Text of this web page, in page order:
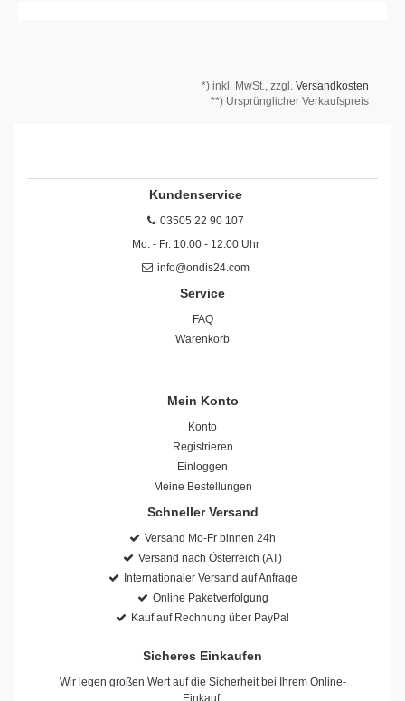
*) inkl. MwSt., zzgl. Versandkosten
**) Ursprünglicher Verkaufspreis
Kundenservice
03505 22 90 107
Mo. - Fr. 10:00 - 12:00 Uhr
info@ondis24.com
Service
FAQ
Warenkorb
Mein Konto
Konto
Registrieren
Einloggen
Meine Bestellungen
Schneller Versand
Versand Mo-Fr binnen 24h
Versand nach Österreich (AT)
Internationaler Versand auf Anfrage
Online Paketverfolgung
Kauf auf Rechnung über PayPal
Sicheres Einkaufen
Wir legen großen Wert auf die Sicherheit bei Ihrem Online-
Einkauf.